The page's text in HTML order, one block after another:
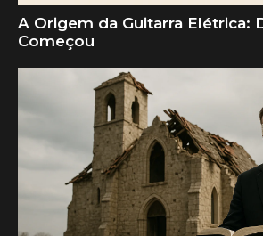
A Origem da Guitarra Elétrica:
Começou